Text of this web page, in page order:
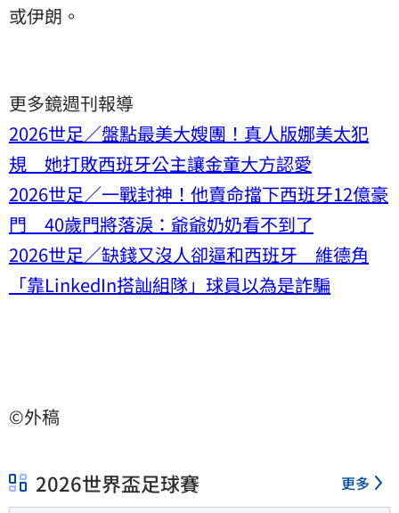
或伊朗。
更多鏡週刊報導
2026世足／盤點最美大嫂團！真人版娜美太犯
規 她打敗西班牙公主讓金童大方認愛
2026世足／一戰封神！他賣命擋下西班牙12億豪
門 40歲門將落淚：爺爺奶奶看不到了
2026世足／缺錢又沒人卻逼和西班牙 維德角
「靠LinkedIn搭訕組隊」球員以為是詐騙
©外稿
2026世界盃足球賽 更多